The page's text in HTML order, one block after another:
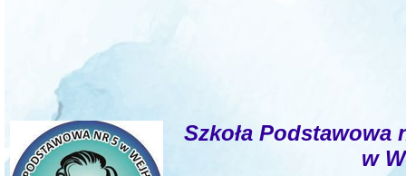
Szkoła Podstawowa
w